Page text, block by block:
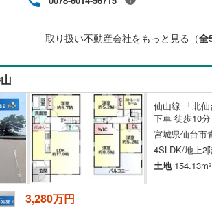
ご説明させて頂きます。各店舗で
族様で是非お越しください。営業
ください！
取り扱い不動産会社をもっと見る（全
仙山線 「北
下車 徒歩10
宮城県仙台市
4SLDK/地上2
土地154.13m2
3,280万円
二世帯向け（0）
サービスルーム（納戸）（0）
キッチン
独立型キッチン（0）
浴室
浴室乾燥機あり